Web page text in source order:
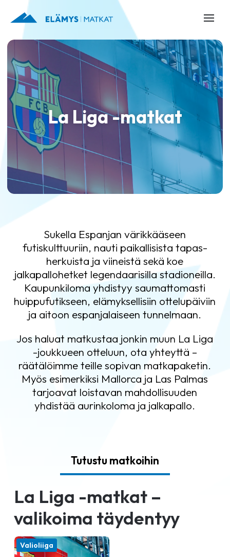
La Liga -matkat
Sukella Espanjan värikkääseen
futiskulttuuriin, nauti paikallisista tapas-
herkuista ja viineistä sekä koe
jalkapallohetket legendaarisilla stadioneilla.
Kaupunkiloma yhdistyy saumattomasti
huippufutikseen, elämyksellisiin ottelupäiviin
ja aitoon espanjalaiseen tunnelmaan.
Jos haluat matkustaa jonkin muun La Liga
-joukkueen otteluun, ota yhteyttä –
räätälöimme teille sopivan matkapaketin.
Myös esimerkiksi Mallorca ja Las Palmas
tarjoavat loistavan mahdollisuuden
yhdistää aurinkoloma ja jalkapallo.
Tutustu matkoihin
La Liga -matkat –
valikoima täydentyy
Valioliiga